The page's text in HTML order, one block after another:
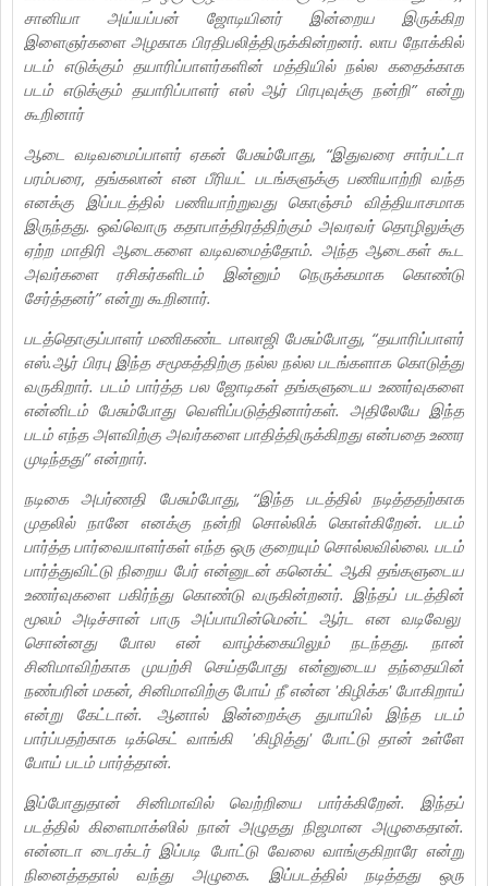
சானியா அய்யப்பன் ஜோடியினர் இன்றைய இருக்கிற
இளைஞர்களை அழகாக பிரதிபலித்திருக்கின்றனர். லாப நோக்கில்
படம் எடுக்கும் தயாரிப்பாளர்களின் மத்தியில் நல்ல கதைக்காக
படம் எடுக்கும் தயாரிப்பாளர் எஸ் ஆர் பிரபுவுக்கு நன்றி” என்று
கூறினார்
ஆடை வடிவமைப்பாளர் ஏகன் பேசும்போது, “இதுவரை சார்பட்டா
பரம்பரை, தங்கலான் என பீரியட் படங்களுக்கு பணியாற்றி வந்த
எனக்கு இப்படத்தில் பணியாற்றுவது கொஞ்சம் வித்தியாசமாக
இருந்தது. ஒவ்வொரு கதாபாத்திரத்திற்கும் அவரவர் தொழிலுக்கு
ஏற்ற மாதிரி ஆடைகளை வடிவமைத்தோம். அந்த ஆடைகள் கூட
அவர்களை ரசிகர்களிடம் இன்னும் நெருக்கமாக கொண்டு
சேர்த்தனர்” என்று கூறினார்.
படத்தொகுப்பாளர் மணிகண்ட பாலாஜி பேசும்போது, “தயாரிப்பாளர்
எஸ்.ஆர் பிரபு இந்த சமூகத்திற்கு நல்ல நல்ல படங்களாக கொடுத்து
வருகிறார். படம் பார்த்த பல ஜோடிகள் தங்களுடைய உணர்வுகளை
என்னிடம் பேசும்போது வெளிப்படுத்தினார்கள். அதிலேயே இந்த
படம் எந்த அளவிற்கு அவர்களை பாதித்திருக்கிறது என்பதை உணர
முடிந்தது” என்றார்.
நடிகை அபர்ணதி பேசும்போது, “இந்த படத்தில் நடித்ததற்காக
முதலில் நானே எனக்கு நன்றி சொல்லிக் கொள்கிறேன். படம்
பார்த்த பார்வையாளர்கள் எந்த ஒரு குறையும் சொல்லவில்லை. படம்
பார்த்துவிட்டு நிறைய பேர் என்னுடன் கனெக்ட் ஆகி தங்களுடைய
உணர்வுகளை பகிர்ந்து கொண்டு வருகின்றனர். இந்தப் படத்தின்
மூலம் அடிச்சான் பாரு அப்பாயின்மென்ட் ஆர்ட என வடிவேலு
சொன்னது போல என் வாழ்க்கையிலும் நடந்தது. நான்
சினிமாவிற்காக முயற்சி செய்தபோது என்னுடைய தந்தையின்
நண்பரின் மகன், சினிமாவிற்கு போய் நீ என்ன 'கிழிக்க' போகிறாய்
என்று கேட்டான். ஆனால் இன்றைக்கு துபாயில் இந்த படம்
பார்ப்பதற்காக டிக்கெட் வாங்கி 'கிழித்து' போட்டு தான் உள்ளே
போய் படம் பார்த்தான்.
இப்போதுதான் சினிமாவில் வெற்றியை பார்க்கிறேன். இந்தப்
படத்தில் கிளைமாக்ஸில் நான் அழுதது நிஜமான அழுகைதான்.
என்னடா டைரக்டர் இப்படி போட்டு வேலை வாங்குகிறாரே என்று
நினைத்ததால் வந்து அழுகை. இப்படத்தில் நடித்தது ஒரு